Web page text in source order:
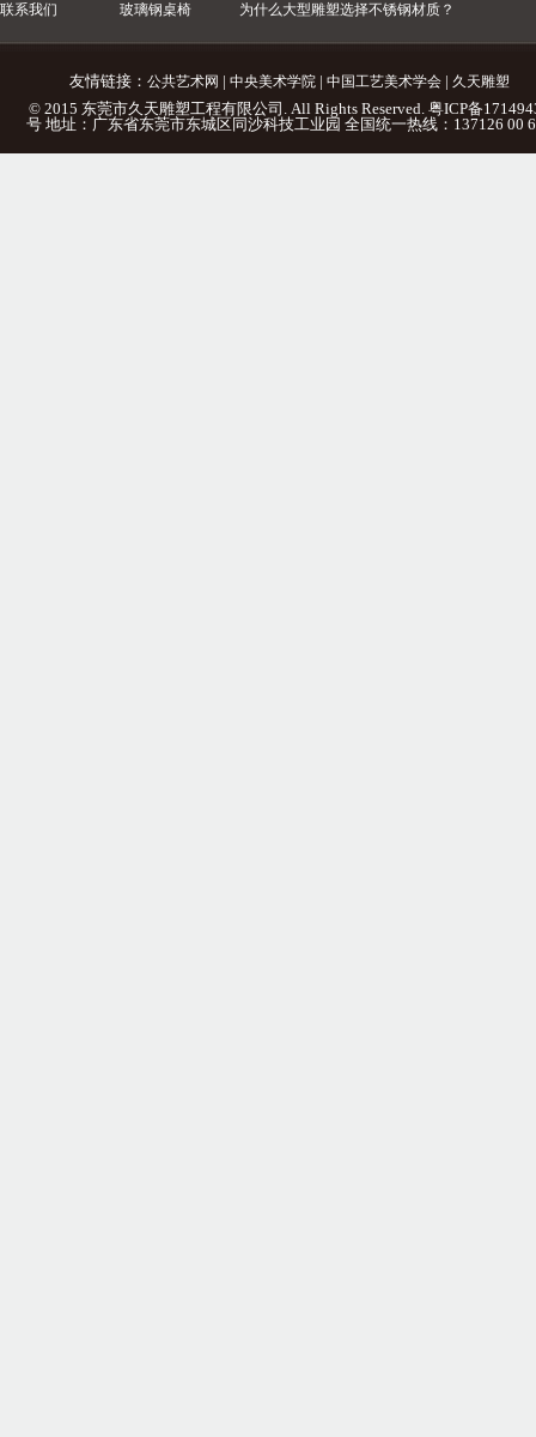
联系我们 玻璃钢桌椅 为什么大型雕塑选择不锈钢材质？
友情链接： 公共艺术网 | 中央美术学院 | 中国工艺美术学会 | 久天雕塑
© 2015 东莞市久天雕塑工程有限公司. All Rights Reserved. 粤ICP备
号 地址：广东省东莞市东城区同沙科技工业园 全国统一热线：137126 00